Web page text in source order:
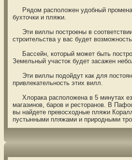
Рядом расположен удобный
бухточки и пляжи.
Эти виллы построены в
строительства у вас будет
Бассейн, который может быть
Земельный участок будет засажен
Эти виллы подойдут как для
привлекательность этих вилл.
Хлорака расположена в 5 минутах
магазинов, баров и ресторанов. В
вы найдете превосходные пляжи
пустынными пляжами и природными